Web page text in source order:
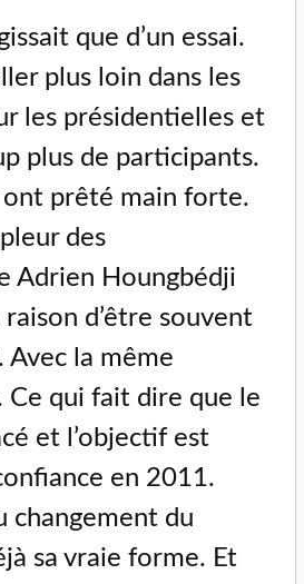
que d’un essai.
plus loin dans les
les présidentielles et
plus de participants.
prêté main forte.
des
Adrien Houngbédji
d’être souvent
la même
Ce qui fait dire que le
et l’objectif est
en 2011.
changement du
sa vraie forme. Et